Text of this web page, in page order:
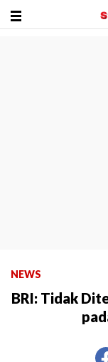
NEWS
BRI: Tidak